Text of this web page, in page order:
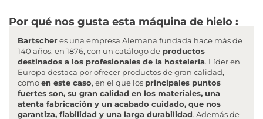
Por qué nos gusta esta máquina de hielo :
Bartscheres una empresa Alemana fundada hace más de
140 años, en 1876, con un catálogo de productos
destinados a los profesionales de la hostelería. Líder en
Europa destaca por ofrecer productos de gran calidad,
comoen este caso, en el que los principales puntos
fuertes son, su gran calidad en los materiales, una
atenta fabricación y un acabado cuidado, que nos
garantiza, fiabilidad y una larga durabilidad. Además de